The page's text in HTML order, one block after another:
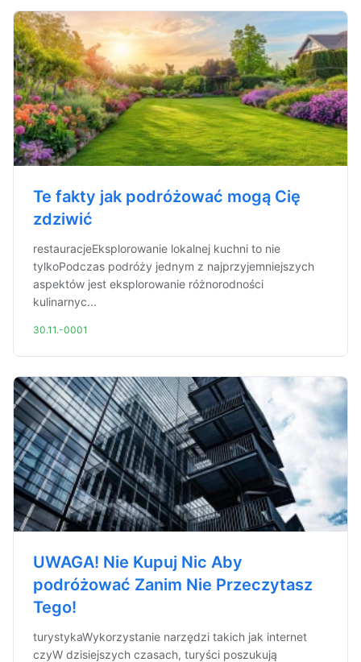
Te fakty jak podróżować mogą Cię
zdziwić
restauracjeEksplorowanie lokalnej kuchni to nie
tylkoPodczas podróży jednym z najprzyjemniejszych
aspektów jest eksplorowanie różnorodności
kulinarnyc...
30.11.-0001
UWAGA! Nie Kupuj Nic Aby
podróżować Zanim Nie Przeczytasz
Tego!
turystykaWykorzystanie narzędzi takich jak internet
czyW dzisiejszych czasach, turyści poszukują